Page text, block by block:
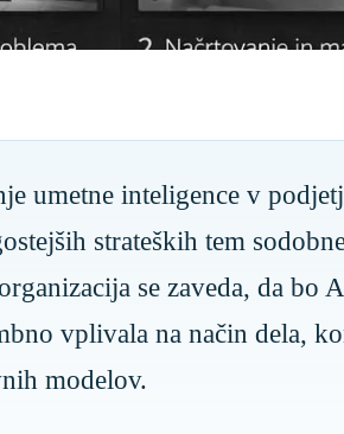
umetne inteligence v
strateških tem
se zaveda, da
vplivala na način dela,
modelov.